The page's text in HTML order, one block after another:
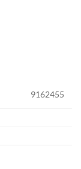
9162455